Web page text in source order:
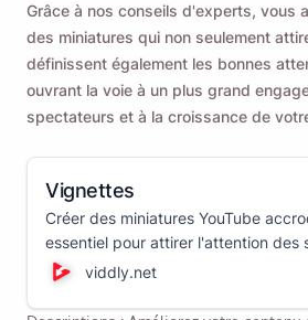
Grâce à nos conseils d'experts, vous
des miniatures qui non seulement
définissent également les bonnes
ouvrant la voie à un plus grand
spectateurs et à la croissance de
Vignettes
Créer des miniatures YouTube
essentiel pour attirer l'attention des
augmenter le taux de clics de votre
viddly.net